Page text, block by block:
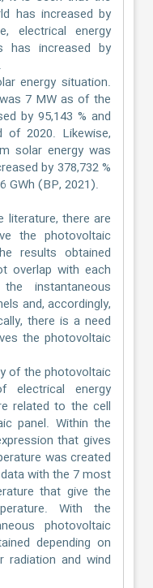
has increased by
electrical energy
has increased by
energy situation.
7 MW as of the
by 95,143 % and
of 2020. Likewise,
solar energy was
by 378,732 %
GWh (BP, 2021).
there are
the photovoltaic
results obtained
overlap with each
instantaneous
and, accordingly,
there is a need
the photovoltaic
of the photovoltaic
electrical energy
related to the cell
panel. Within the
that gives
was created
with the 7 most
that give the
With the
photovoltaic
depending on
radiation and wind